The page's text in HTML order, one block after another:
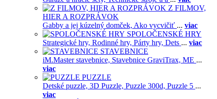
Z FILMOV,
HIER A ROZPRÁVOK
Gabby a jej kúzelný domček, Ako vycvičiť ... viac
SPOLOČENSKÉ HRY
Strategické hry, Rodinné hry, Párty hry, Dets ... viac
STAVEBNICE
iM.Master stavebnice, Stavebnice GraviTrax, ME ...
viac
PUZZLE
Detské puzzle, 3D Puzzle, Puzzle 300d, Puzzle 5 ...
viac